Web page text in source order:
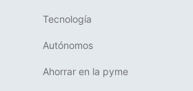
Tecnología
Autónomos
Ahorrar en la pyme